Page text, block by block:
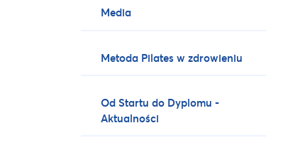
Media
Metoda Pilates w zdrowieniu
Od Startu do Dyplomu -
Aktualności